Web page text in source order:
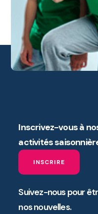
Inscrivez-vous à
activités
INSCRIRE
Suivez-nous pour
nos nouvelles.